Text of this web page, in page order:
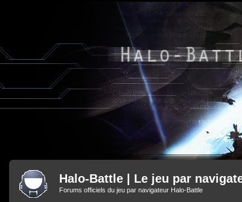
Halo-Battle | Le jeu par
Forums officiels du jeu par navigateur Halo-Battle